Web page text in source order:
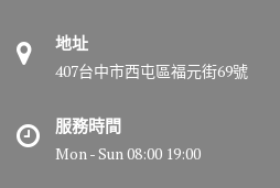
地址
407台中市西屯區福元街69號
服務時間
Mon - Sun 08:00 19:00